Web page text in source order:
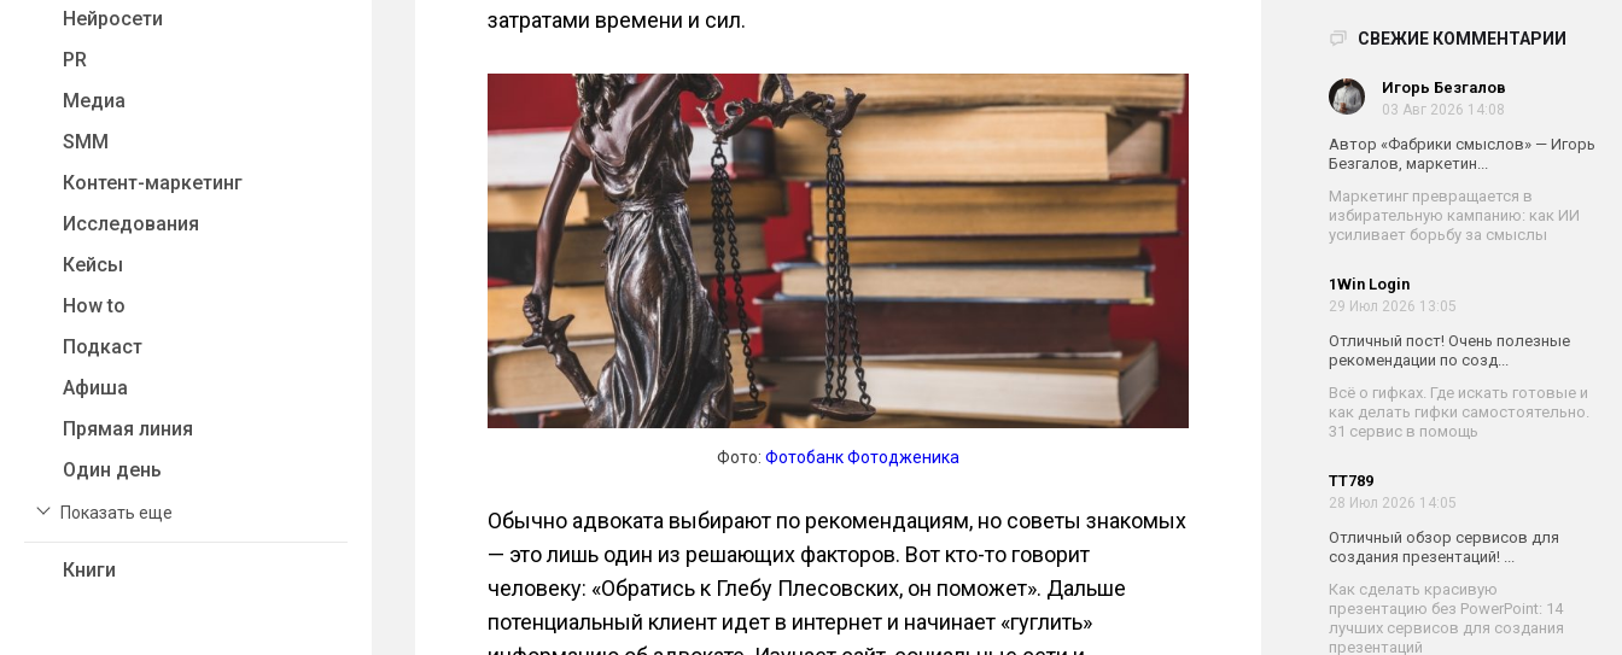
Нейросети
PR
Медиа
SMM
Контент-маркетинг
Исследования
Кейсы
How to
Подкаст
Афиша
Прямая линия
Один день
Показать еще
Книги
СВЕЖИЕ КОММЕНТАРИИ
Игорь Безгалов
03 Авг 2026 14:08
Автор «Фабрики смыслов» — Игорь
Безгалов, маркетин...
Маркетинг превращается в
избирательную кампанию: как ИИ
усиливает борьбу за смыслы
1Win Login
29 Июл 2026 13:05
Отличный пост! Очень полезные
рекомендации по созд...
Всё о гифках. Где искать готовые и
как делать гифки самостоятельно.
31 сервис в помощь
TT789
28 Июл 2026 14:05
Отличный обзор сервисов для
создания презентаций! ...
Как сделать красивую
презентацию без PowerPoint: 14
лучших сервисов для создания
презентаций
затратами времени и сил.
Фото: Фотобанк Фотодженика
Обычно адвоката выбирают по рекомендациям, но советы знакомых
— это лишь один из решающих факторов. Вот кто-то говорит
человеку: «Обратись к Глебу Плесовских, он поможет». Дальше
потенциальный клиент идет в интернет и начинает «гуглить»